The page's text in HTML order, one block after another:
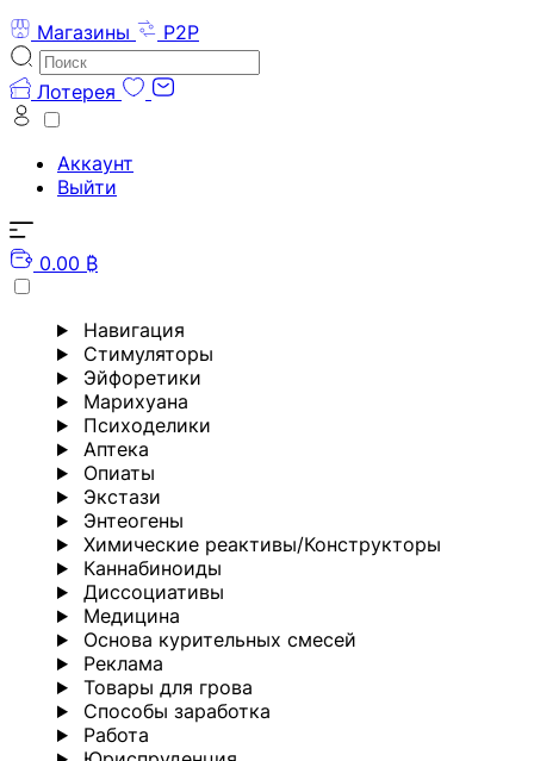
Магазины
P2P
Лотерея
Аккаунт
Выйти
0.00 ₿
Навигация
Стимуляторы
Эйфоретики
Марихуана
Психоделики
Аптека
Опиаты
Экстази
Энтеогены
Химические реактивы/Конструкторы
Каннабиноиды
Диссоциативы
Медицина
Основа курительных смесей
Реклама
Товары для грова
Способы заработка
Работа